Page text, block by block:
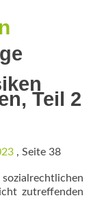
Teil 2
, Seite 38
zutreffenden